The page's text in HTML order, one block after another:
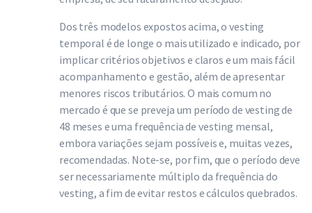
Dos três modelos expostos acima, o vesting
temporal é de longe o mais utilizado e indicado, por
implicar critérios objetivos e claros e um mais fácil
acompanhamento e gestão, além de apresentar
menores riscos tributários. O mais comum no
mercado é que se preveja um período de vesting de
48 meses e uma frequência de vesting mensal,
embora variações sejam possíveis e, muitas vezes,
recomendadas. Note-se, por fim, que o período deve
ser necessariamente múltiplo da frequência do
vesting, a fim de evitar restos e cálculos quebrados.